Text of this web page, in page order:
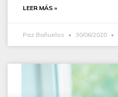
LEER MÁS »
Paz Bañuelos 30/06/2020